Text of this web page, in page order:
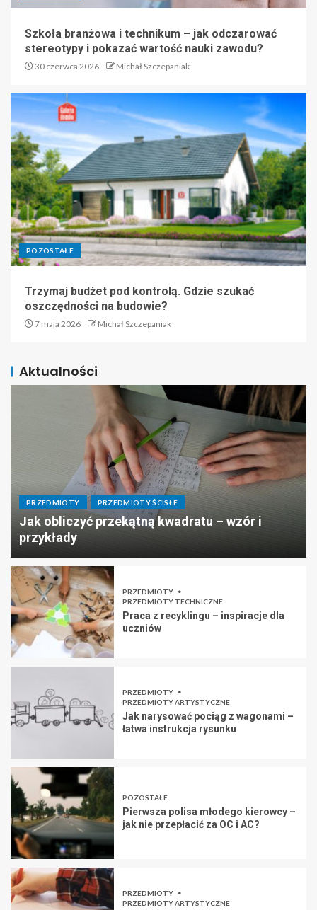
Szkoła branżowa i technikum – jak odczarować
stereotypy i pokazać wartość nauki zawodu?
30 czerwca 2026 Michał Szczepaniak
POZOSTAŁE
Trzymaj budżet pod kontrolą. Gdzie szukać
oszczędności na budowie?
7 maja 2026 Michał Szczepaniak
Aktualności
PRZEDMIOTY PRZEDMIOTY ŚCISŁE
Jak obliczyć przekątną kwadratu – wzór i
przykłady
PRZEDMIOTY
PRZEDMIOTY TECHNICZNE
Praca z recyklingu – inspiracje dla
uczniów
PRZEDMIOTY
PRZEDMIOTY ARTYSTYCZNE
Jak narysować pociąg z wagonami –
łatwa instrukcja rysunku
POZOSTAŁE
Pierwsza polisa młodego kierowcy –
jak nie przepłacić za OC i AC?
PRZEDMIOTY
PRZEDMIOTY ARTYSTYCZNE